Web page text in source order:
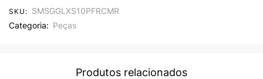
SKU: SMSGGLXS10PFRCMR
Categoria: Peças
Produtos relacionados